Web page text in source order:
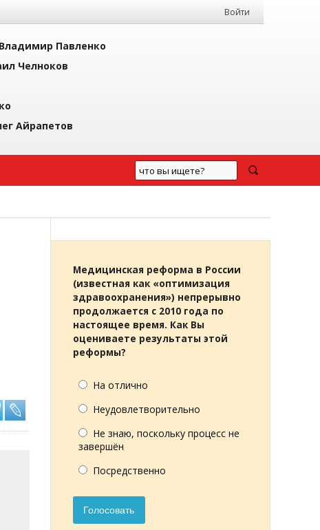
Войти
Владимир Павленко
Челноков
Айрапетов
Медицинская реформа в России
(известная как «оптимизация
здравоохранения») непрерывно
продолжается с 2010 года по
настоящее время. Как Вы
оцениваете результаты этой
реформы?
На отлично
Неудовлетворительно
Не знаю, поскольку процесс не
завершён
Посредственно
Голосовать